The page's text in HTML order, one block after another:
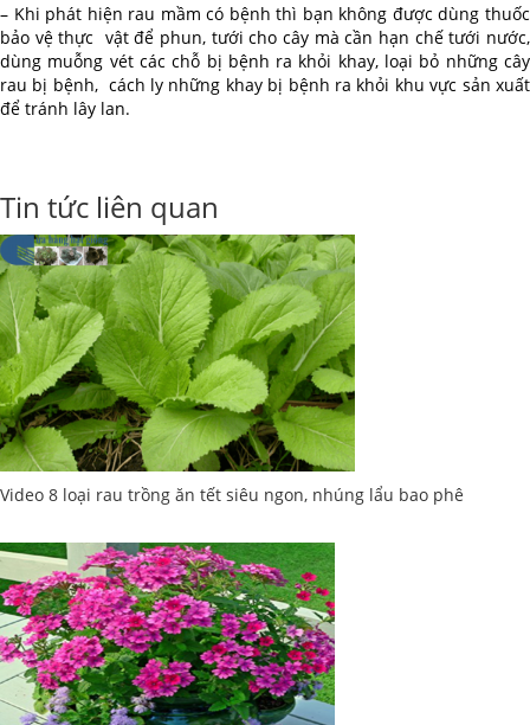
– Khi phát hiện rau mầm có bệnh thì bạn không được dùng thuốc
bảo vệ thực vật để phun, tưới cho cây mà cần hạn chế tưới nước,
dùng muỗng vét các chỗ bị bệnh ra khỏi khay, loại bỏ những cây
rau bị bệnh, cách ly những khay bị bệnh ra khỏi khu vực sản xuất
để tránh lây lan.
Tin tức liên quan
Video 8 loại rau trồng ăn tết siêu ngon, nhúng lẩu bao phê